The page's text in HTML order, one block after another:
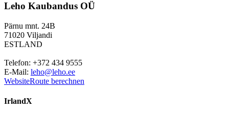
Leho Kaubandus OÜ
Pärnu mnt. 24B
71020 Viljandi
ESTLAND
Telefon: +372 434 9555
E-Mail: leho@leho.ee
WebsiteRoute berechnen
IrlandX